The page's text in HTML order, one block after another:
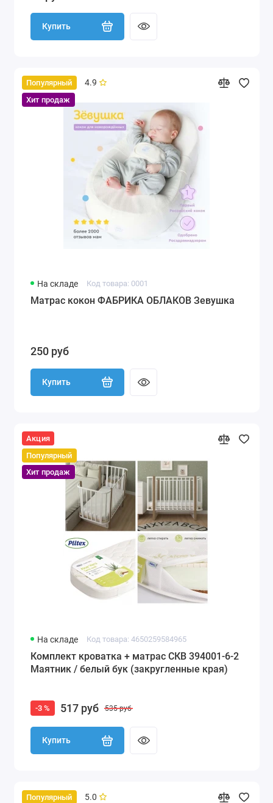
Купить
Популярный
Хит продаж
4.9
На складе Код товара: 0001
Матрас кокон ФАБРИКА ОБЛАКОВ Зевушка
250 руб
Купить
Акция
Популярный
Хит продаж
На складе Код товара: 4650259584965
Комплект кроватка + матрас СКВ 394001-6-2
Маятник / белый бук (закругленные края)
-3 % 517 руб 535 руб
Купить
Популярный
5.0